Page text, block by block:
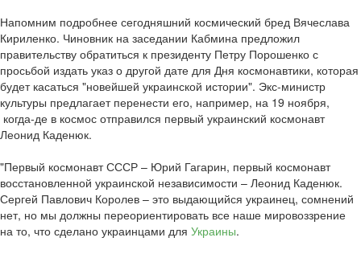
Напомним подробнее сегодняшний космический бред Вячеслава
Кириленко. Чиновник на заседании Кабмина предложил
правительству обратиться к президенту Петру Порошенко с
просьбой издать указ о другой дате для Дня космонавтики, которая
будет касаться "новейшей украинской истории". Экс-министр
культуры предлагает перенести его, например, на 19 ноября,
когда-де в космос отправился первый украинский космонавт
Леонид Каденюк.
"Первый космонавт СССР – Юрий Гагарин, первый космонавт
восстановленной украинской независимости – Леонид Каденюк.
Сергей Павлович Королев – это выдающийся украинец, сомнений
нет, но мы должны переориентировать все наше мировоззрение
на то, что сделано украинцами для Украины.